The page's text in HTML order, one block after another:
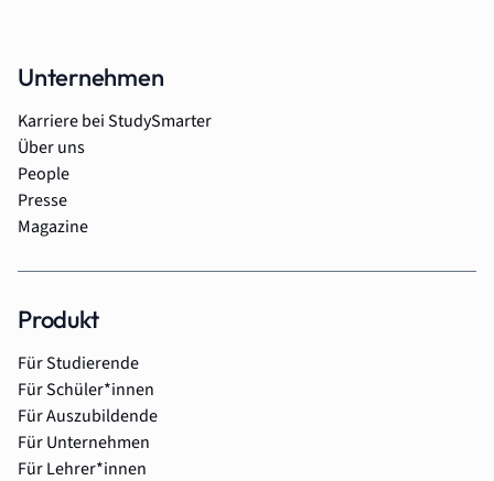
Unternehmen
Karriere bei StudySmarter
Über uns
People
Presse
Magazine
Produkt
Für Studierende
Für Schüler*innen
Für Auszubildende
Für Unternehmen
Für Lehrer*innen